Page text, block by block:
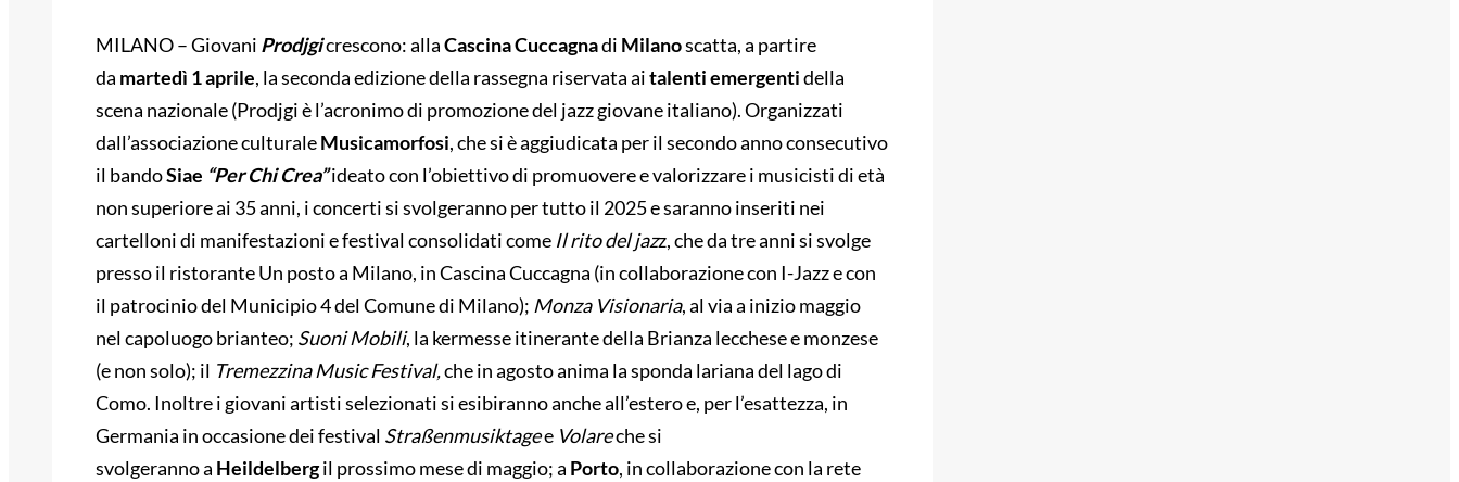
MILANO – Giovani Prodjgicrescono: allaCascina Cuccagnadi Milanoscatta, a partire
da martedì 1 aprile, la seconda edizione della rassegna riservata aitalenti emergentidella
scena nazionale (Prodjgi è l’acronimo di promozione del jazz giovane italiano). Organizzati
dall’associazione culturaleMusicamorfosi, che si è aggiudicata per il secondo anno consecutivo
il bandoSiae “Per Chi Crea”ideato con l’obiettivo di promuovere e valorizzare i musicisti di età
non superiore ai 35 anni, i concerti si svolgeranno per tutto il 2025 e saranno inseriti nei
cartelloni di manifestazioni e festival consolidati come Il rito del jazz, che da tre anni si svolge
presso il ristorante Un posto a Milano, in Cascina Cuccagna (in collaborazione con I-Jazz e con
il patrocinio del Municipio 4 del Comune di Milano); Monza Visionaria, al via a inizio maggio
nel capoluogo brianteo; Suoni Mobili, la kermesse itinerante della Brianza lecchese e monzese
(e non solo); il Tremezzina Music Festival,che in agosto anima la sponda lariana del lago di
Como. Inoltre i giovani artisti selezionati si esibiranno anche all’estero e, per l’esattezza, in
Germania in occasione dei festival Straßenmusiktagee Volareche si
svolgeranno a Heildelbergil prossimo mese di maggio; a Porto, in collaborazione con la rete